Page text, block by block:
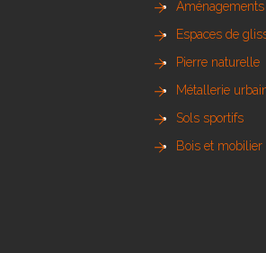
Espaces de
Pierre naturelle
Métallerie
Sols sportifs
Bois et mobilier